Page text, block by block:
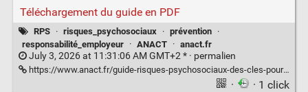
Téléchargement du guide en PDF
RPS · risques_psychosociaux · prévention ·
responsabilité_employeur
· ANACT · anact.fr
July 3, 2026 at 11:31:06 AM GMT+2 * · permalien
https://www.anact.fr/guide-risques-psychosociaux-des-cles-pour-une-prevention-adaptee
· · 1 click